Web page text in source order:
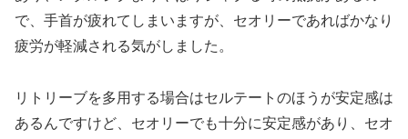
で、手首が疲れてしまいますが、セオリーであればかなり
疲労が軽減される気がしました。
リトリーブを多用する場合はセルテートのほうが安定感は
あるんですけど、セオリーでも十分に安定感があり、セオ